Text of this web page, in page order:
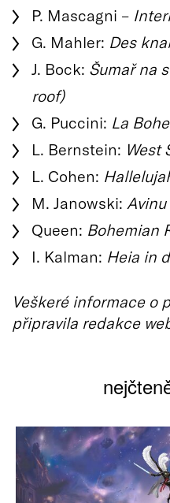
P. Mascagni –
G. Mahler: Des
J. Bock: Šumař na
roof)
G. Puccini: La
L. Bernstein: West
L. Cohen:
M. Janowski:
Queen: Bohemian
I. Kalman: Heia in
Veškeré informace o
připravila redakce